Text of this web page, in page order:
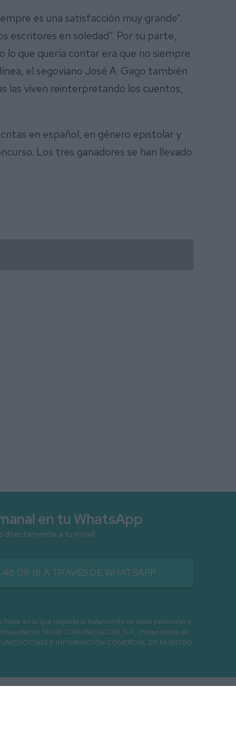
es una satisfacción muy grande”.
escritores en soledad”. Por su parte,
lo que quería contar era que no siempre
el segoviano José A. Gago también
las viven reinterpretando los cuentos,
en español, en género epistolar y
Los tres ganadores se han llevado
en tu WhatsApp
directamente a tu móvil
09 16 A TRAVÉS DE WHATSAPP
en lo que respecta al tratamiento de datos personales y
de MIJAS COMUNICACIÓN, S.A., (Responsable de
E INFORMACIÓN COMERCIAL DE NUESTRO